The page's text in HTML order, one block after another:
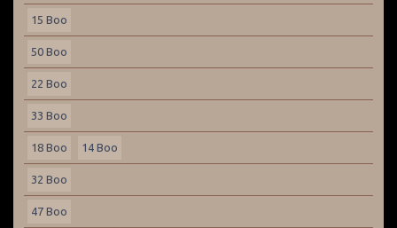
15 Boo
50 Boo
22 Boo
33 Boo
18 Boo 14 Boo
32 Boo
47 Boo